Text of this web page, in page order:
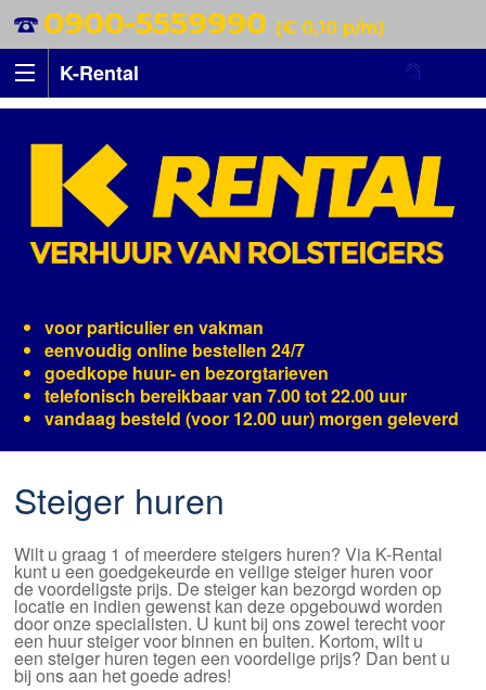
0900-5559990 (€ 0,10 p/m)
K-Rental
voor particulier en vakman
eenvoudig online bestellen 24/7
goedkope huur- en bezorgtarieven
telefonisch bereikbaar van 7.00 tot 22.00 uur
vandaag besteld (voor 12.00 uur) morgen geleverd
Steiger huren
Wilt u graag 1 of meerdere steigers huren? Via K-Rental
kunt u een goedgekeurde en veilige steiger huren voor
de voordeligste prijs. De steiger kan bezorgd worden op
locatie en indien gewenst kan deze opgebouwd worden
door onze specialisten. U kunt bij ons zowel terecht voor
een huur steiger voor binnen en buiten. Kortom, wilt u
een steiger huren tegen een voordelige prijs? Dan bent u
bij ons aan het goede adres!